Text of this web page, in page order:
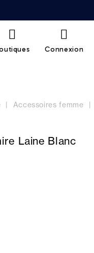
Connexion
Accessoires femme
Laine Blanc